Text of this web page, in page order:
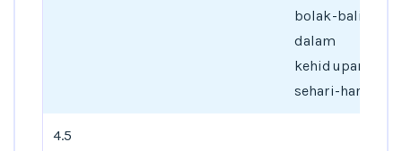
bolak-balik
dalam
kehidupan
sehari-hari
4.5